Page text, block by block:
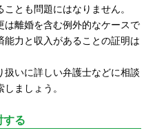
とも問題にはなりません。
は離婚を含む例外的なケースで
力と収入があることの証明は
いに詳しい弁護士などに相談
ましょう。
する